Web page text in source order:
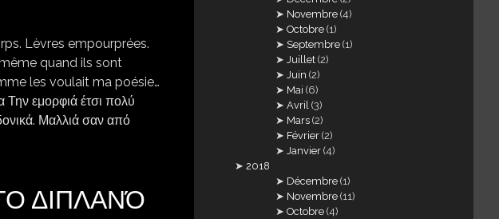
Lèvres empourprées.
quand ils sont
les voulait ma poésie…
εμορφιά έτσι πολύ
Μαλλιά σαν από
ΤΟ ΔΙΠΛΑΝΌ
Novembre (4)
Octobre (1)
Septembre (1)
Juillet (2)
Juin (2)
Mai (6)
Avril (3)
Mars (2)
Février (2)
Janvier (4)
2018
Décembre (1)
Novembre (11)
Octobre (4)